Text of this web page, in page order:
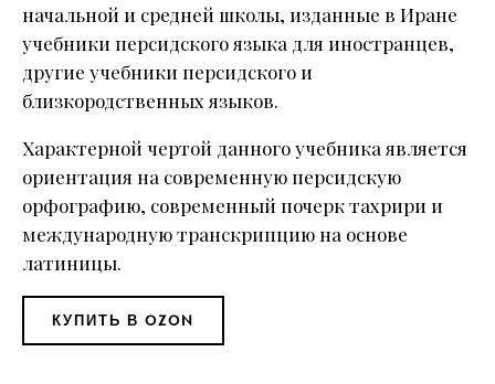
начальной и средней школы, изданные в Иране
учебники персидского языка для иностранцев,
другие учебники персидского и
близкородственных языков.
Характерной чертой данного учебника является
ориентация на современную персидскую
орфографию, современный почерк тахрири и
международную транскрипцию на основе
латиницы.
КУПИТЬ В OZON